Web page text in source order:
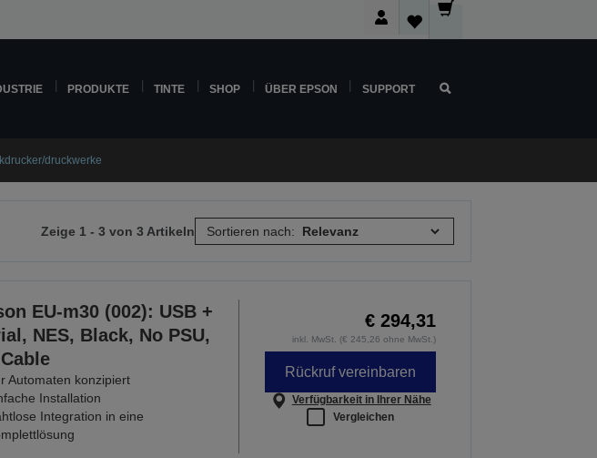
PRODUKTE TINTE SHOP ÜBER EPSON SUPPORT
druckwerke
Zeige 1 - 3 von 3 Artikeln Sortieren nach:
EU-m30 (002): USB +
NES, Black, No PSU,
Automaten konzipiert
Installation
Integration in eine
€ 294,31
inkl. MwSt. (€ 245,26 ohne MwSt.)
Rückruf vereinbaren
Verfügbarkeit in Ihrer Nähe
Vergleichen